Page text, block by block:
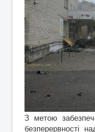
З метою
безперервності